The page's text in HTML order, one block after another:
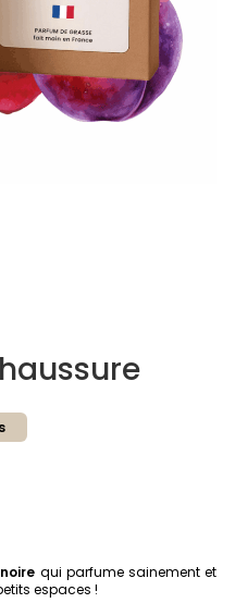
qui parfume sainement et
espaces !